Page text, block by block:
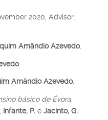
2020, Advisor:
Amândio Azevedo.
.
Amândio Azevedo.
básico de Évora
Infante, P. e Jacinto, G.